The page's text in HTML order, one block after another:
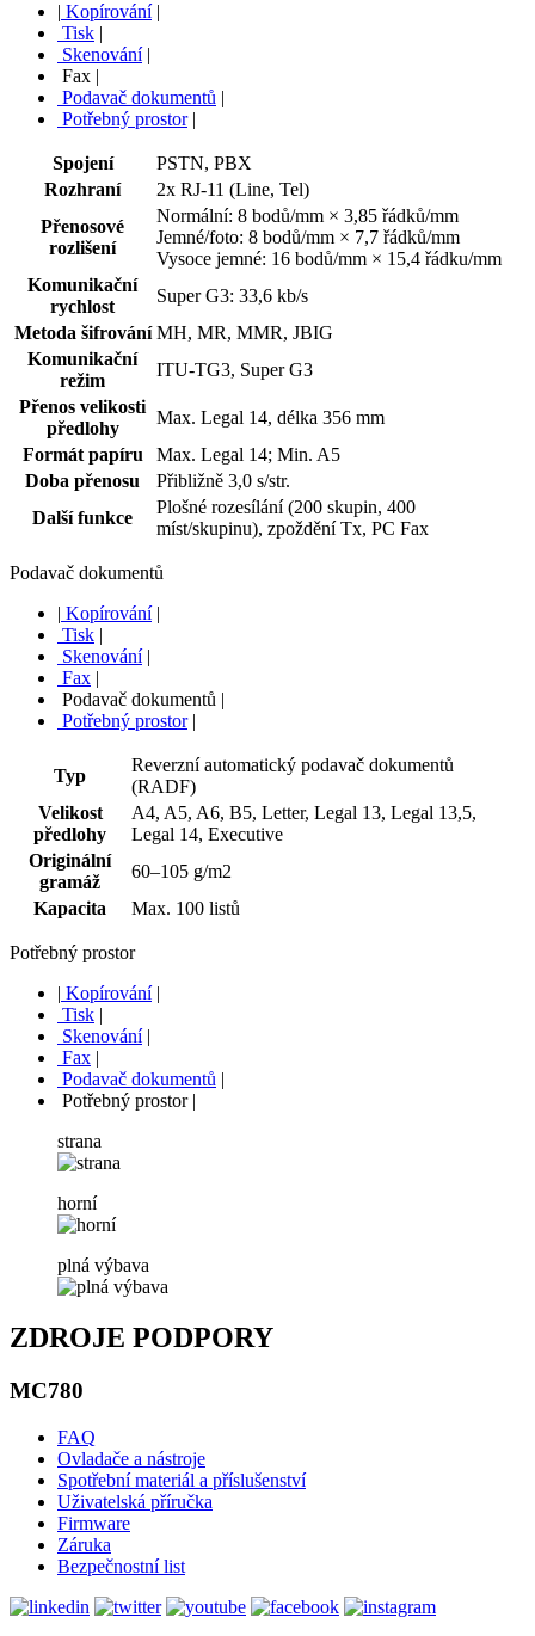
| Kopírování|
Tisk |
Skenování|
Fax |
Podavač dokumentů |
Potřebný prostor|
Spojení
PSTN, PBX
Rozhraní
2x RJ-11 (Line, Tel)
Přenosové
rozlišení
Normální: 8 bodů/mm × 3,85 řádků/mm
Jemné/foto: 8 bodů/mm × 7,7 řádků/mm
Vysoce jemné: 16 bodů/mm × 15,4 řádku/mm
Komunikační
rychlost
Super G3: 33,6 kb/s
Metoda šifrování MH, MR, MMR, JBIG
Komunikační
režim
ITU-TG3, Super G3
Přenos velikosti
předlohy
Max. Legal 14, délka 356 mm
Formát papíru
Max. Legal 14; Min. A5
Doba přenosu
Přibližně 3,0 s/str.
Další funkce
Plošné rozesílání (200 skupin, 400
míst/skupinu), zpoždění Tx, PC Fax
Podavač dokumentů
| Kopírování|
Tisk |
Skenování|
Fax |
Podavač dokumentů |
Potřebný prostor|
Typ
Reverzní automatický podavač dokumentů
(RADF)
Velikost
předlohy
A4, A5, A6, B5, Letter, Legal 13, Legal 13,5,
Legal 14, Executive
Originální
gramáž
60–105 g/m2
Kapacita
Max. 100 listů
Potřebný prostor
| Kopírování|
Tisk |
Skenování|
Fax |
Podavač dokumentů |
Potřebný prostor|
strana
horní
plná výbava
ZDROJE PODPORY
MC780
FAQ
Ovladače a nástroje
Spotřební materiál a příslušenství
Uživatelská příručka
Firmware
Záruka
Bezpečnostní list